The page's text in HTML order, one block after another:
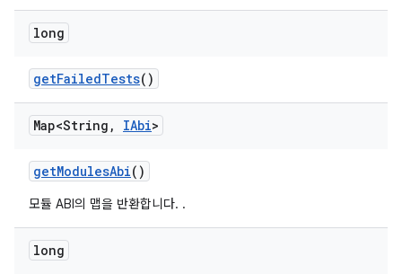
long
getFailedTests()
Map<String , IAbi>
getModulesAbi()
모듈 ABI의 맵을 반환합니다. .
long